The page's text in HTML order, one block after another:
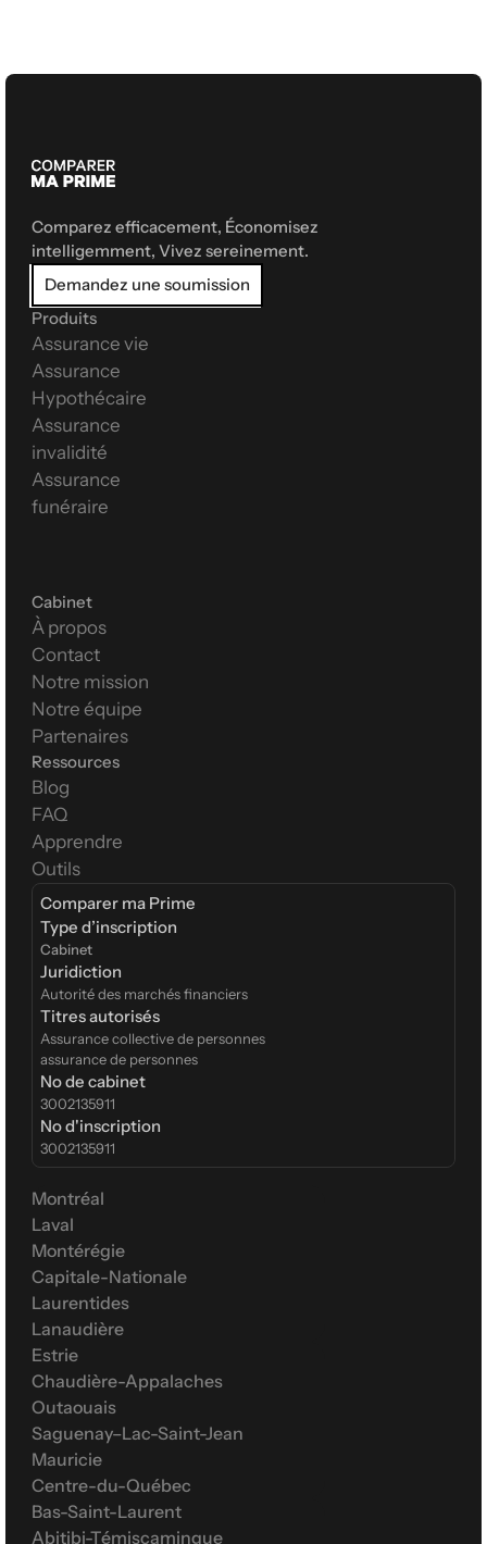
Comparez efficacement, Économisez
intelligemment, Vivez sereinement.
Demandez une soumission
Produits
Assurance vie
Assurance
Hypothécaire
Assurance
invalidité
Assurance
funéraire
Cabinet
À propos
Contact
Notre mission
Notre équipe
Partenaires
Ressources
Blog
FAQ
Apprendre
Outils
Comparer ma Prime
Type d’inscription
Cabinet
Juridiction
Autorité des marchés financiers
Titres autorisés
Assurance collective de personnes
assurance de personnes
No de cabinet
3002135911
No d'inscription
3002135911
Montréal
Laval
Montérégie
Capitale-Nationale
Laurentides
Lanaudière
Estrie
Chaudière-Appalaches
Outaouais
Saguenay–Lac-Saint-Jean
Mauricie
Centre-du-Québec
Bas-Saint-Laurent
Abitibi-Témiscamingue